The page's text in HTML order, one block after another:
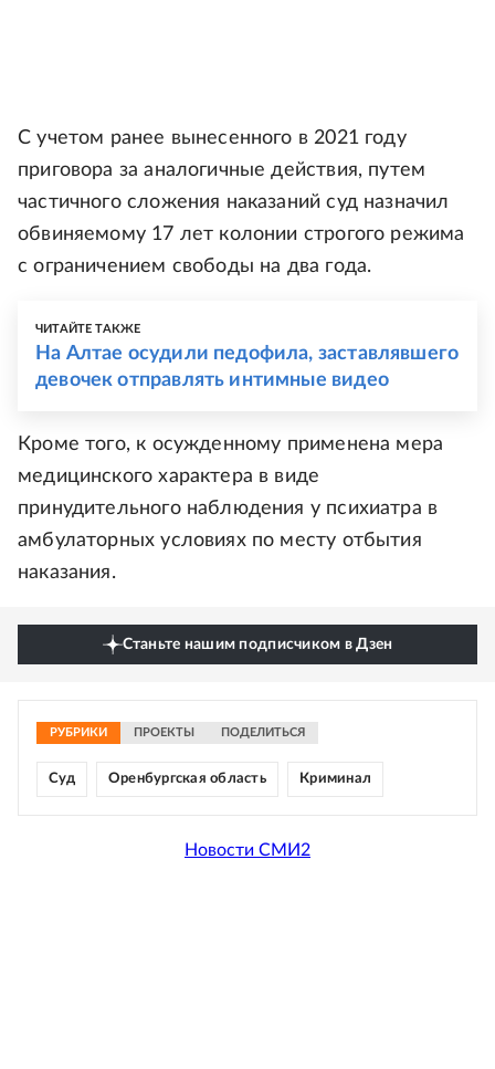
С учетом ранее вынесенного в 2021 году
приговора за аналогичные действия, путем
частичного сложения наказаний суд назначил
обвиняемому 17 лет колонии строгого режима
с ограничением свободы на два года.
ЧИТАЙТЕ ТАКЖЕ
На Алтае осудили педофила, заставлявшего
девочек отправлять интимные видео
Кроме того, к осужденному применена мера
медицинского характера в виде
принудительного наблюдения у психиатра в
амбулаторных условиях по месту отбытия
наказания.
Станьте нашим подписчиком в Дзен
РУБРИКИ ПРОЕКТЫ ПОДЕЛИТЬСЯ
Суд Оренбургская область Криминал
Новости СМИ2